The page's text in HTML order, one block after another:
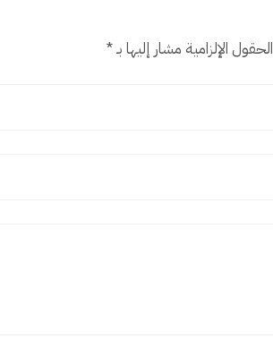
الحقول الإلزامية مشار إليها بـ*